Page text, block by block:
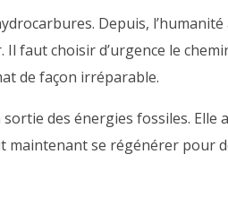
Depuis,
faut choisir d’urgence le
de façon irréparable.
des énergies fossiles. Elle
maintenant se régénérer pour